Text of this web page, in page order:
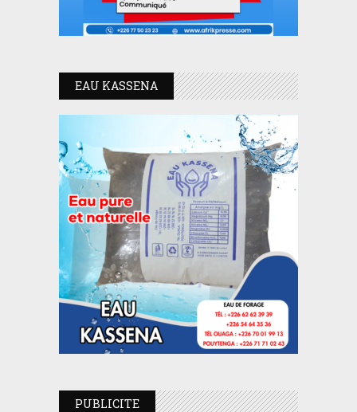
EAU KASSENA
PUBLICITE